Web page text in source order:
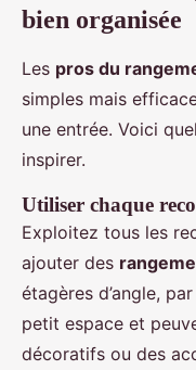
bien organisée
Les pros du
simples mais
une entrée. Voici
inspirer.
Utiliser chaque
Exploitez tous les
ajouter des
étagères d’angle,
petit espace et
décoratifs ou des